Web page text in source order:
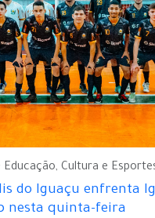
Educação, Cultura e
do Iguaçu enfrenta
nesta quinta-feira